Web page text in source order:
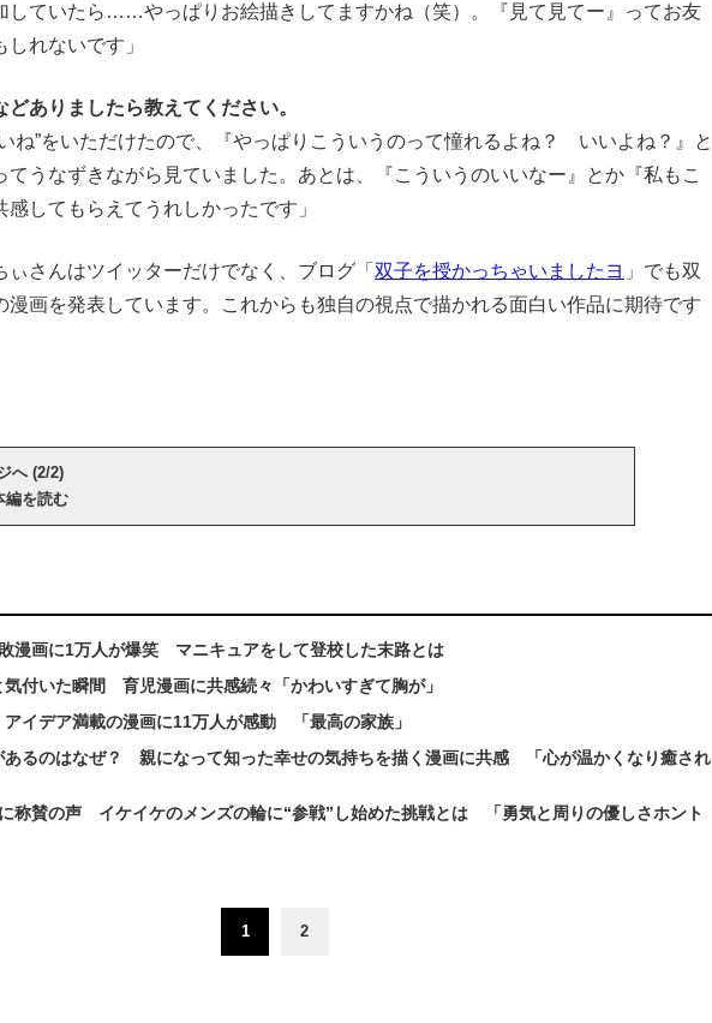
していたら……やっぱりお絵描きしてますかね（笑）。『見て見てー』ってお友
れないです」
ありましたら教えてください。
いね”をいただけたので、『やっぱりこういうのって憧れるよね？ いいよね？』と
てうなずきながら見ていました。あとは、『こういうのいいなー』とか『私もこ
感してもらえてうれしかったです」
さんはツイッターだけでなく、ブログ「 双子を授かっちゃいましたヨ 」でも双
漫画を発表しています。これからも独自の視点で描かれる面白い作品に期待です
へ (2/2)
編を読む
漫画に1万人が爆笑 マニキュアをして登校した末路とは
付いた瞬間 育児漫画に共感続々「かわいすぎて胸が」
イデア満載の漫画に11万人が感動 「最高の家族」
あるのはなぜ？ 親になって知った幸せの気持ちを描く漫画に共感 「心が温かくなり癒され
称賛の声 イケイケのメンズの輪に“参戦”し始めた挑戦とは 「勇気と周りの優しさホント
1 2